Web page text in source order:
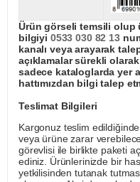
Ürün görseli temsili olup
bilgiyi 0533 030 82 13
kanalı veya arayarak
açıklamalar sürekli
sadece kataloglarda yer
hattımızdan bilgi talep
Teslimat Bilgileri
Kargonuz teslim
veya ürüne zarar
görevlisi ile birlikte paketi
ediniz. Ürünlerinizde bir
yetkilisinden tutanak